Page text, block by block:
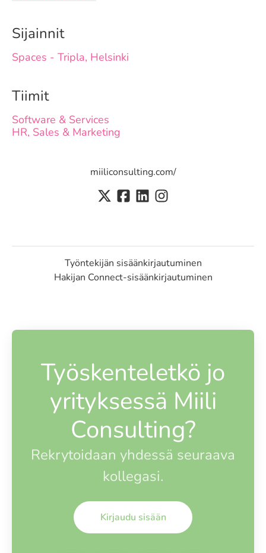
Sijainnit
Spaces - Tripla, Helsinki
Tiimit
Software & Services
HR, Sales & Marketing
miiliconsulting.com/
Työntekijän sisäänkirjautuminen
Hakijan Connect-sisäänkirjautuminen
Työskenteletkö jo
yrityksessä Miili
Consulting?
Rekrytoidaan yhdessä seuraava
kollegasi.
Kirjaudu sisään